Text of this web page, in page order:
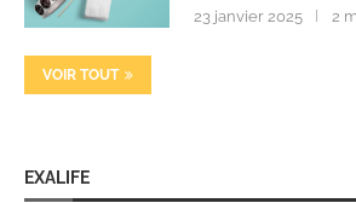
23 janvier 2025 2
VOIR TOUT
EXALIFE